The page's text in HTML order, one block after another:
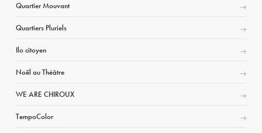
Quartier Mouvant
Quartiers Pluriels
Ilo citoyen
Noël au Théâtre
WE ARE CHIROUX
TempoColor